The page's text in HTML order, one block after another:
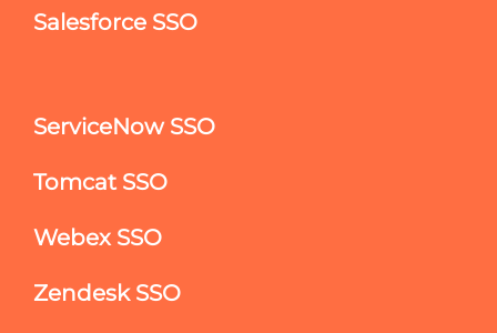
Salesforce SSO
ServiceNow SSO
Tomcat SSO
Webex SSO
Zendesk SSO